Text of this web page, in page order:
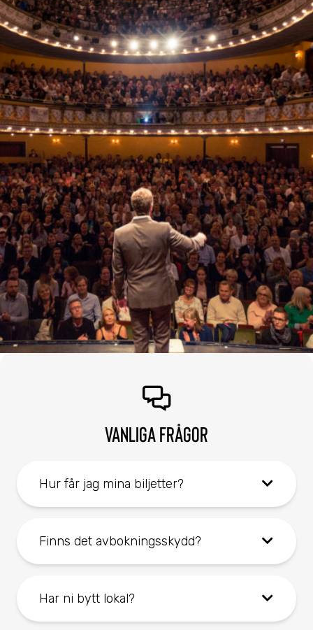
VANLIGA FRÅGOR
Hur får jag mina biljetter?
Finns det avbokningsskydd?
Har ni bytt lokal?